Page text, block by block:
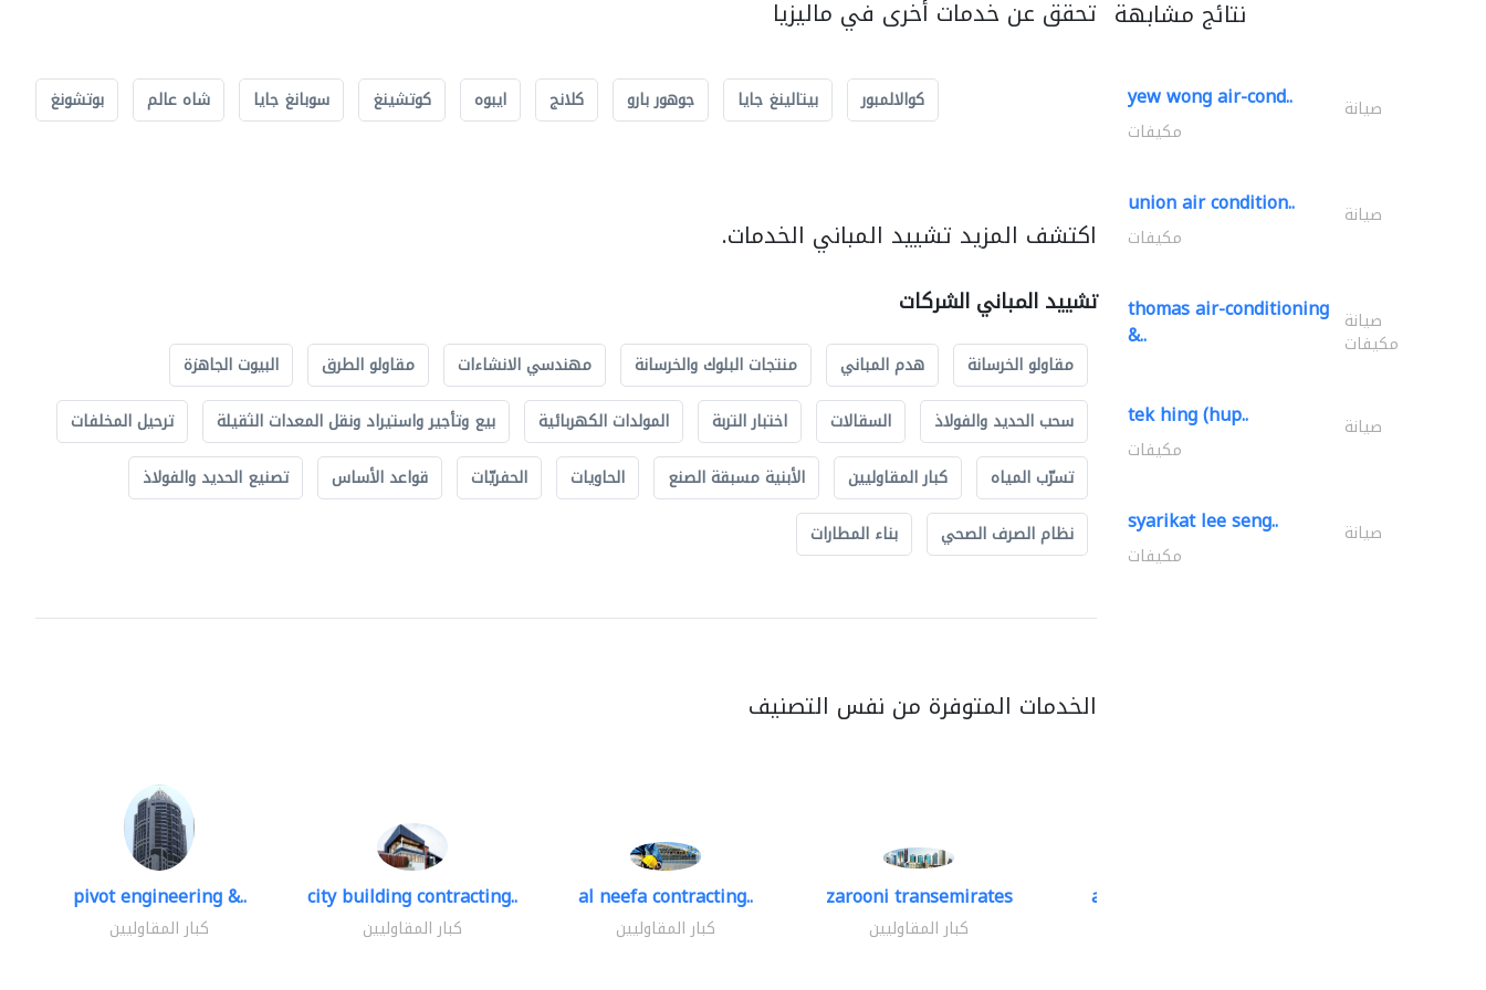
تحقق عن خدمات أخرى في ماليزيا
كوالالمبور بيتالينغ جايا جوهور بارو كلانج ايبوه كوتشينغ سوبانغ جايا شاه عالم بوتشونغ
اكتشف المزيد تشييد المباني الخدمات.
تشييد المباني الشركات
مقاولو الخرسانة هدم المباني منتجات البلوك والخرسانة مهندسي الانشاءات مقاولو الطرق
البيوت الجاهزة
سحب الحديد والفولاذ
السقالات اختبار التربة المولدات الكهربائية بيع وتأجير واستيراد ونقل المعدات الثقيلة
ترحيل المخلفات
تسرّب المياه
كبار المقاوليين الأبنية مسبقة الصنع الحاويات الحفريّات قواعد الأساس
تصنيع الحديد والفولاذ
نظام الصرف الصحي
بناء المطارات
الخدمات المتوفرة من نفس التصنيف
pivot engineering &..
كبار المقاوليين
city building contracting..
كبار المقاوليين
al neefa contracting..
كبار المقاوليين
zarooni transemirates
كبار المقاوليين
accurate bldh cont..
نتائج مشابهة
yew wong air-cond.. صيانة
مكيفات
union air condition.. صيانة
مكيفات
thomas air-conditioning
&.. صيانة
مكيفات
tek hing (hup.. صيانة
مكيفات
syarikat lee seng.. صيانة
مكيفات